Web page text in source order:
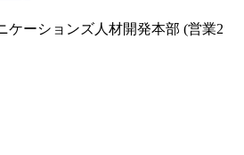
ケーションズ人材開発本部 (営業2